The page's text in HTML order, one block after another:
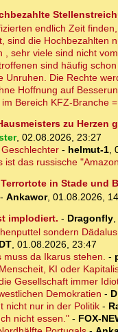
endlich Zeit
sind die Hochbezahlten
, sehr viele sind nicht
sind häufig
Unruhen. Die Rechte
Hoffnung auf
Bereich KFZ-Branche
zu Herzen
, 02.08.2026, 23:27
- helmut-1,
ist das russische
in Stade und
Ankawor, 01.08.2026,
implodiert. - Dragonfly,
sondern Dädalus
DT, 01.08.2026, 23:47
muss da Ikarus stehen. -
KI oder
Gesellschaft immer
Demokratien -
nicht nur in der Politik-
nicht essen."- FOX-